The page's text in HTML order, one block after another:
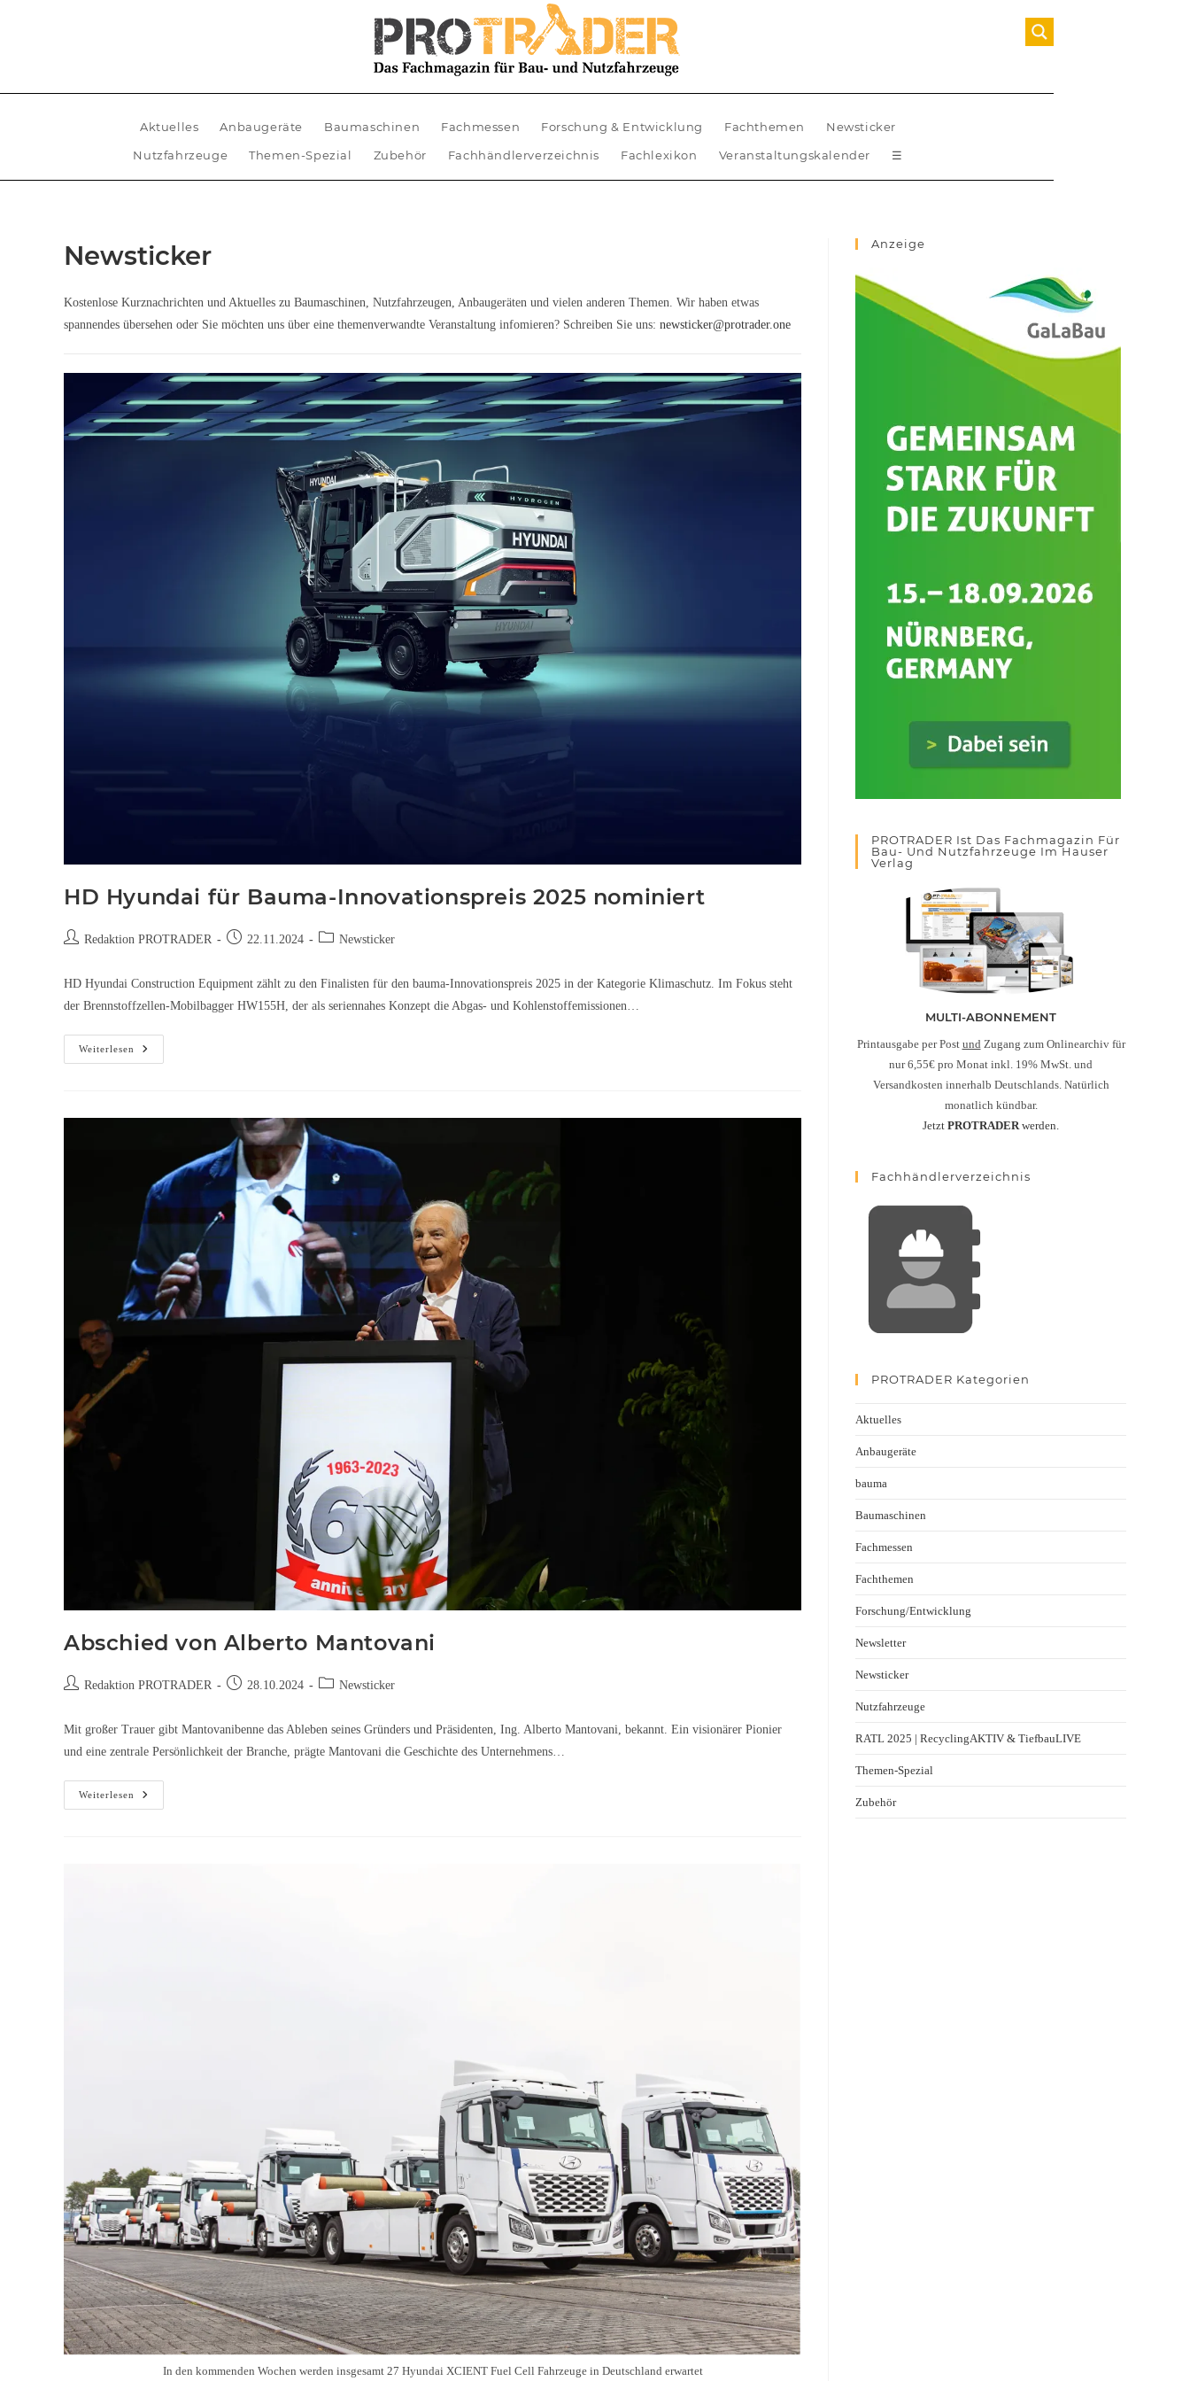
Aktuelles Anbaugeräte Baumaschinen Fachmessen Forschung & Entwicklung Fachthemen
Newsticker
Nutzfahrzeuge
Themen-Spezial Zubehör Fachhändlerverzeichnis Fachlexikon Veranstaltungskalender ☰
Newsticker
Kostenlose Kurznachrichten und Aktuelles zu Baumaschinen, Nutzfahrzeugen, Anbaugeräten und vielen anderen Themen. Wir haben etwas
spannendes übersehen oder Sie möchten uns über eine themenverwandte Veranstaltung infomieren? Schreiben Sie uns: newsticker@protrader.one
HD Hyundai für Bauma-Innovationspreis 2025 nominiert
Redaktion PROTRADER 22.11.2024 Newsticker
HD Hyundai Construction Equipment zählt zu den Finalisten für den bauma-Innovationspreis 2025 in der Kategorie Klimaschutz. Im Fokus steht
der Brennstoffzellen-Mobilbagger HW155H, der als seriennahes Konzept die Abgas- und Kohlenstoffemissionen…
Weiterlesen
Abschied von Alberto Mantovani
Redaktion PROTRADER 28.10.2024 Newsticker
Mit großer Trauer gibt Mantovanibenne das Ableben seines Gründers und Präsidenten, Ing. Alberto Mantovani, bekannt. Ein visionärer Pionier
und eine zentrale Persönlichkeit der Branche, prägte Mantovani die Geschichte des Unternehmens…
Weiterlesen
In den kommenden Wochen werden insgesamt 27 Hyundai XCIENT Fuel Cell Fahrzeuge in Deutschland erwartet
Anzeige
PROTRADER Ist Das Fachmagazin Für
Bau- Und Nutzfahrzeuge Im Hauser
Verlag
MULTI-ABONNEMENT
Printausgabe per Post und Zugang zum Onlinearchiv für
nur 6,55€ pro Monat inkl. 19% MwSt. und
Versandkosten innerhalb Deutschlands. Natürlich
monatlich kündbar.
Jetzt PROTRADERwerden.
Fachhändlerverzeichnis
PROTRADER Kategorien
Aktuelles
Anbaugeräte
bauma
Baumaschinen
Fachmessen
Fachthemen
Forschung/Entwicklung
Newsletter
Newsticker
Nutzfahrzeuge
RATL 2025 | RecyclingAKTIV & TiefbauLIVE
Themen-Spezial
Zubehör